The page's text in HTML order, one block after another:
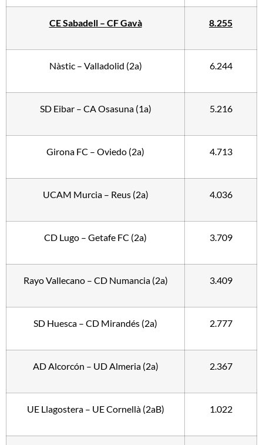
CE Sabadell – CF Gavà 8.255
Nàstic – Valladolid (2a) 6.244
SD Eibar – CA Osasuna (1a) 5.216
Girona FC – Oviedo (2a) 4.713
UCAM Murcia – Reus (2a) 4.036
CD Lugo – Getafe FC (2a) 3.709
Rayo Vallecano – CD Numancia (2a) 3.409
SD Huesca – CD Mirandés (2a) 2.777
AD Alcorcón – UD Almeria (2a) 2.367
UE Llagostera – UE Cornellà (2aB) 1.022